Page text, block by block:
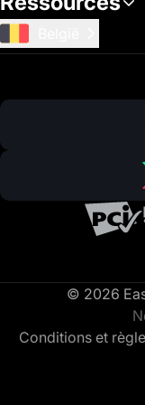
© 2026
Conditions et